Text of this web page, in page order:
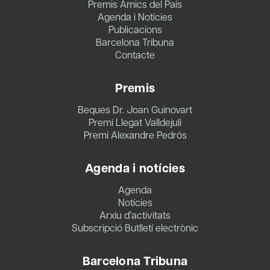
Premis Amics del País
Agenda i Notícies
Publicacions
Barcelona Tribuna
Contacte
Premis
Beques Dr. Joan Guinovart
Premi Llegat Valldejuli
Premi Alexandre Pedrós
Agenda i notícies
Agenda
Notícies
Arxiu d’activitats
Subscripció Butlletí electrònic
Barcelona Tribuna